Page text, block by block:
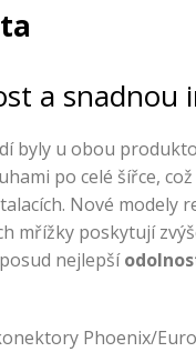
a snadnou
byly u obou
po celé šířce,
Nové modely
mřížky poskytují
nejlepší
Phoenix/